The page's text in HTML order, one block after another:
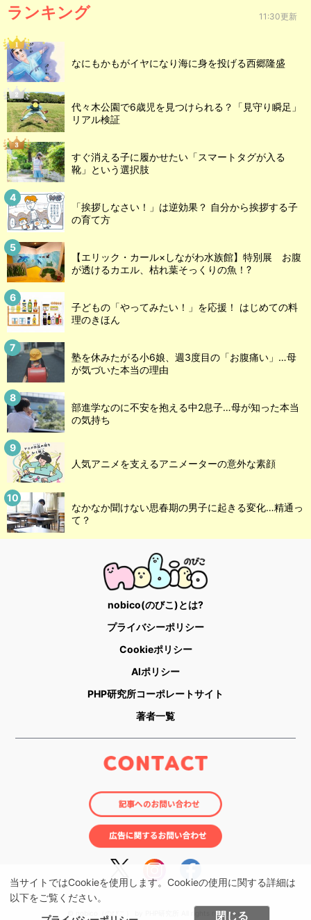
当サイトではCookieを使用します。Cookieの使用に関する詳細は
以下をご覧ください。
閉じる
ランキング 11:30更新
なにもかもがイヤになり海に身を投げる西郷隆盛
代々木公園で6歳児を見つけられる？「見守り瞬足」
リアル検証
すぐ消える子に履かせたい「スマートタグが入る
靴」という選択肢
「挨拶しなさい！」は逆効果？ 自分から挨拶する子
の育て方
【エリック・カール×しながわ水族館】特別展 お腹
が透けるカエル、枯れ葉そっくりの魚！?
子どもの「やってみたい！」を応援！ はじめての料
理のきほん
塾を休みたがる小6娘、週3度目の「お腹痛い」…母
が気づいた本当の理由
部進学なのに不安を抱える中2息子…母が知った本当
の気持ち
人気アニメを支えるアニメーターの意外な素顔
なかなか聞けない思春期の男子に起きる変化…精通っ
て？
nobico(のびこ)とは?
プライバシーポリシー
Cookieポリシー
AIポリシー
PHP研究所コーポレートサイト
著者一覧
© nobico（のびこ） by PHP研究所 All rights reserved.